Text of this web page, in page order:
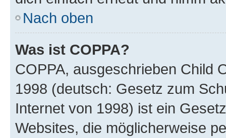
Nach oben
Was ist COPPA?
COPPA, ausgeschrieben Child
1998 (deutsch: Gesetz zum
Internet von 1998) ist ein
Websites, die möglicherweise